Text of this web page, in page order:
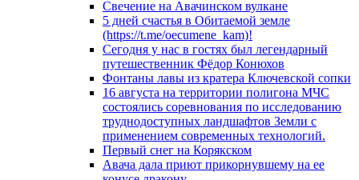
Свечение на Авачинском вулкане
5 дней счастья в Обитаемой земле
(https://t.me/oecumene_kam)!
Сегодня у нас в гостях был легендарный
путешественник Фёдор Конюхов
Фонтаны лавы из кратера Ключевской сопки
16 августа на территории полигона МЧС
состоялись соревнования по исследованию
труднодоступных ландшафтов Земли с
применением современных технологий.
Первый снег на Корякском
Авача дала приют прикорнувшему на ее